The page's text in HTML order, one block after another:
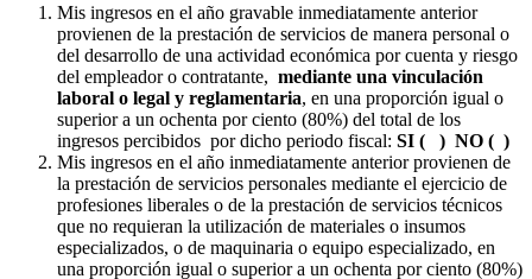
Mis ingresos en el año gravable inmediatamente anterior
provienen de la prestación de servicios de manera personal o
del desarrollo de una actividad económica por cuenta y riesgo
del empleador o contratante, mediante una vinculación
laboral o legal y reglamentaria, en una proporción igual o
superior a un ochenta por ciento (80%) del total de los
ingresos percibidos por dicho periodo fiscal: SI ( ) NO ( )
Mis ingresos en el año inmediatamente anterior provienen de
la prestación de servicios personales mediante el ejercicio de
profesiones liberales o de la prestación de servicios técnicos
que no requieran la utilización de materiales o insumos
especializados, o de maquinaria o equipo especializado, en
una proporción igual o superior a un ochenta por ciento (80%)